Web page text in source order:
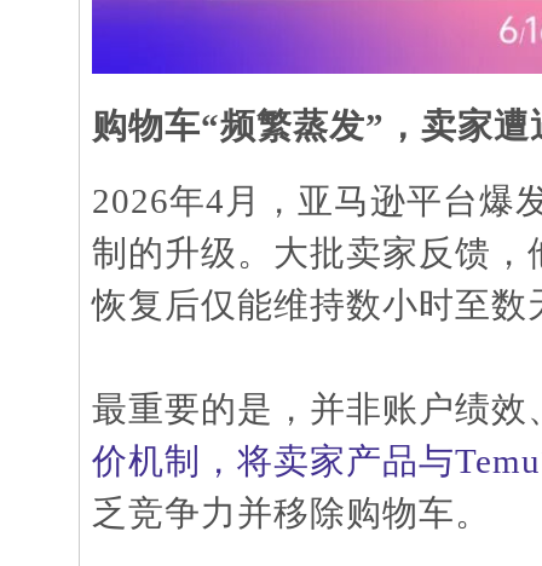
购物车“频繁蒸发”，卖家
2026年4月，亚马逊平台爆
制的升级。大批卖家反馈
恢复后仅能维持数小时至
最重要的是，并非账户绩
价机制，将卖家产品与
乏竞争力并移除购物车。